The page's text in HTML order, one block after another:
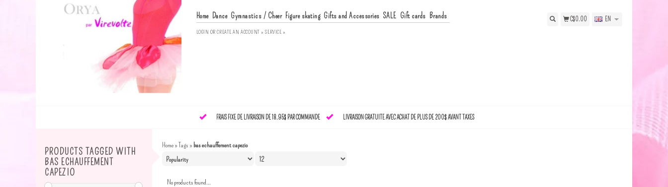
Home Dance Gymnastics / Cheer Figure skating Gifts and Accessories SALE Gift cards Brands
LOGIN ORCREATE AN ACCOUNT » SERVICE »
C$0.00 EN
FRAIS FIXE DE LIVRAISON DE 18.95$ PAR COMMANDE LIVRAISON GRATUITE AVEC ACHAT DE PLUS DE 200$ AVANT TAXES
PRODUCTS TAGGED WITH
BAS ECHAUFFEMENT
CAPEZIO
Home»Tags » bas echauffement capezio
No products found...